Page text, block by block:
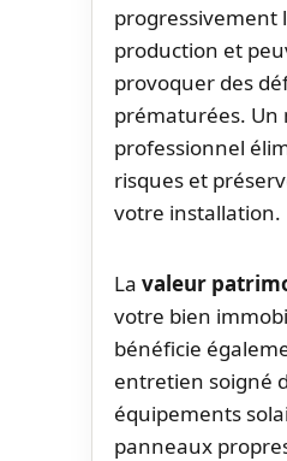
progressivement
production et
provoquer des
prématurées. Un
professionnel
risques et
votre installation.
La valeur
votre bien
bénéficie
entretien soigné
équipements
panneaux